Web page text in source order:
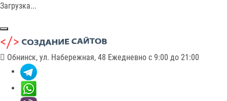
Загрузка...
Обнинск, ул. Набережная, 48 Ежедневно с 9:00 до 21:00